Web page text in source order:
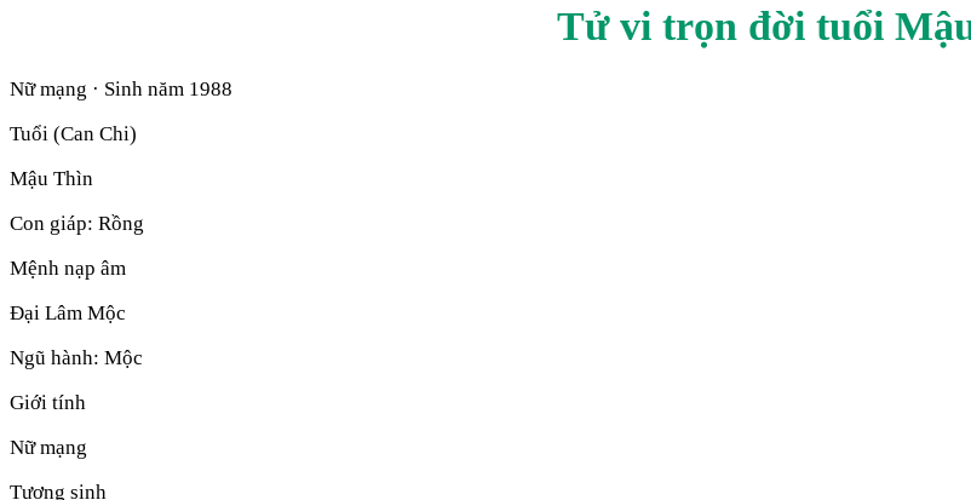
Tử vi trọn đời tuổi
Nữ mạng · Sinh năm 1988
Tuổi (Can Chi)
Mậu Thìn
Con giáp: Rồng
Mệnh nạp âm
Đại Lâm Mộc
Ngũ hành: Mộc
Giới tính
Nữ mạng
Tương sinh